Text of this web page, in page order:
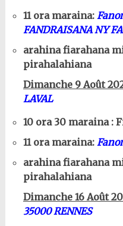
11 ora maraina:
FANDRAISANA NY
arahina fiarahana
pirahalahiana
Dimanche 9 Août
LAVAL
10 ora 30 maraina :
11 ora maraina:
arahina fiarahana
pirahalahiana
Dimanche 16 Août
35000 RENNES